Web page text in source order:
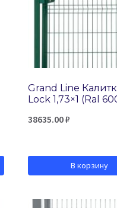
Grand Line
Lock 1,73×1 (Ral
38635.00₽
В корзину